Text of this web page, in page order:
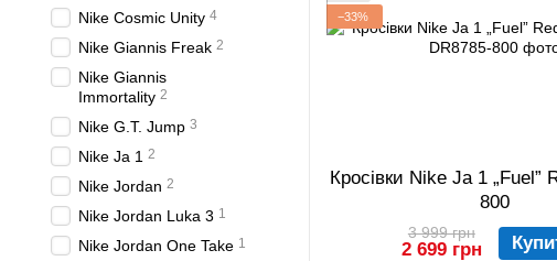
−33%
Кросівки Nike Ja 1 „Fuel”
800
3 999 грн
2 699 грн
Nike Cosmic Unity 4
Nike Giannis Freak 2
Nike Giannis
Immortality 2
Nike G.T. Jump 3
Nike Ja 1 2
Nike Jordan 2
Nike Jordan Luka 3 1
Nike Jordan One Take 1